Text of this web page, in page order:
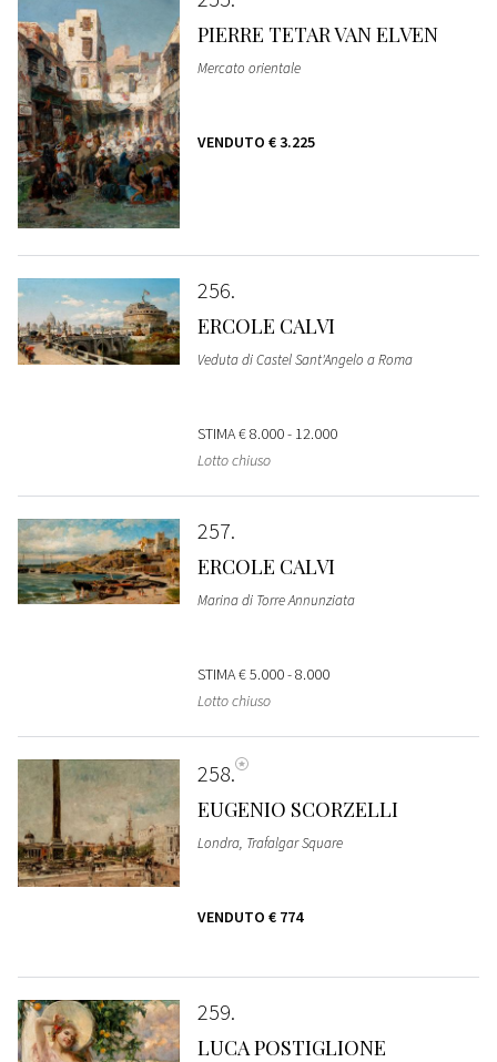
PIERRE TETAR VAN ELVEN
Mercato orientale
VENDUTO € 3.225
256
ERCOLE CALVI
Veduta di Castel Sant'Angelo a Roma
STIMA€ 8.000 - 12.000
Lotto chiuso
257
ERCOLE CALVI
Marina di Torre Annunziata
STIMA€ 5.000 - 8.000
Lotto chiuso
258
EUGENIO SCORZELLI
Londra, Trafalgar Square
VENDUTO € 774
259
LUCA POSTIGLIONE